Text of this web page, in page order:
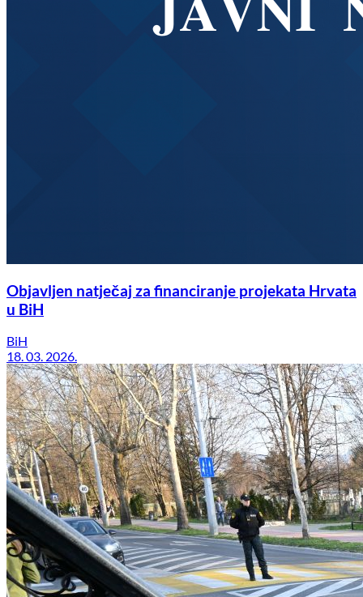
Objavljen natječaj za financiranje projekata Hrvata
u BiH
BiH
18. 03. 2026.